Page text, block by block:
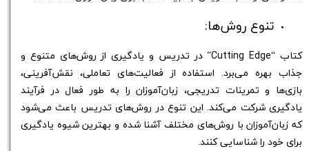
کتاب “Cutting Edge” در تدریس و یادگیری از روش‌های متنوع و
جذاب بهره می‌برد. استفاده از فعالیت‌های تعاملی، نقش‌آفرینی،
بازی‌ها و تمرینات تدریجی، زبان‌آموزان را به طور فعال در فرآیند
یادگیری شرکت می‌کند. این تنوع در روش‌های تدریس باعث می‌شود
که زبان‌آموزان با روش‌های مختلف آشنا شده و بهترین شیوه یادگیری
برای خود را شناسایی کنند.
تنوع روش‌ها: